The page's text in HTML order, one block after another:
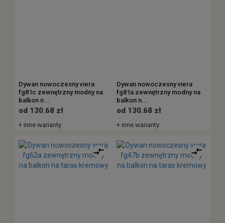
Dywan nowoczesny viera
fg81c zewnętrzny modny na
balkon n...
od 130.68 zł
+ inne warianty
Dywan nowoczesny viera
fg81a zewnętrzny modny na
balkon n...
od 130.68 zł
+ inne warianty